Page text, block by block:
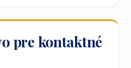
pre kontaktné